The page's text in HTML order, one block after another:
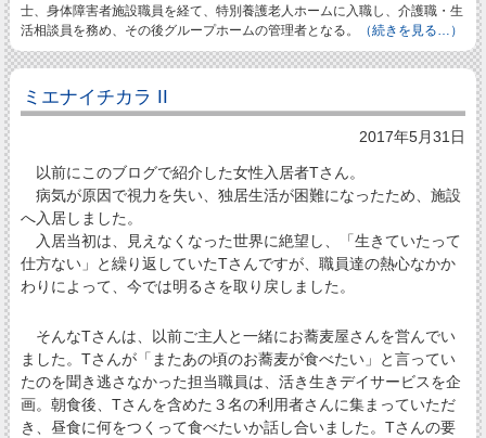
士、身体障害者施設職員を経て、特別養護老人ホームに入職し、介護職・生
活相談員を務め、その後グループホームの管理者となる。
（続きを見る…）
ミエナイチカラ II
2017年5月31日
以前にこのブログで紹介した女性入居者Tさん。
病気が原因で視力を失い、独居生活が困難になったため、施設
へ入居しました。
入居当初は、見えなくなった世界に絶望し、「生きていたって
仕方ない」と繰り返していたTさんですが、職員達の熱心なかか
わりによって、今では明るさを取り戻しました。
そんなTさんは、以前ご主人と一緒にお蕎麦屋さんを営んでい
ました。Tさんが「またあの頃のお蕎麦が食べたい」と言ってい
たのを聞き逃さなかった担当職員は、活き生きデイサービスを企
画。朝食後、Tさんを含めた３名の利用者さんに集まっていただ
き、昼食に何をつくって食べたいか話し合いました。Tさんの要